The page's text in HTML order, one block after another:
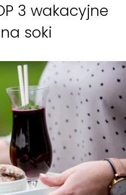
3 wakacyjne
soki